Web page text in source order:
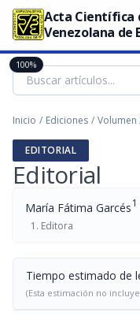
Acta Científica
Venezolana de
Especialistas
Inicio / Ediciones / Volumen
EDITORIAL
Editorial
María Fátima Garcés1
Editora
Tiempo estimado de
(Esta estimación no
100%